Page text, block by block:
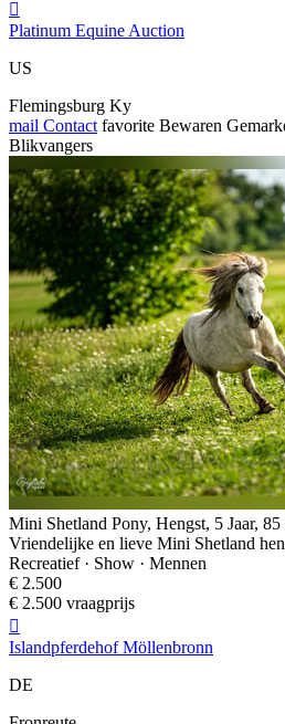

Platinum Equine Auction
US
Flemingsburg Ky
mail Contact favorite Bewaren
Blikvangers
Mini Shetland Pony, Hengst, 5 Jaar,
Vriendelijke en lieve Mini Shetland
Recreatief · Show · Mennen
€ 2.500
€ 2.500 vraagprijs

Islandpferdehof Möllenbronn
DE